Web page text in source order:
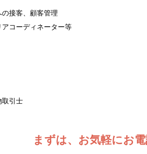
接客、顧客管理
コーディネーター等
引士
まずは、お気軽にお